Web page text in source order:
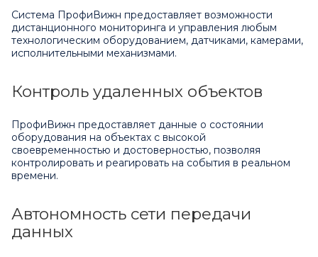
Система ПрофиВижн предоставляет возможности
дистанционного мониторинга и управления любым
технологическим оборудованием, датчиками, камерами,
исполнительными механизмами.
Контроль удаленных объектов
ПрофиВижн предоставляет данные о состоянии
оборудования на объектах с высокой
своевременностью и достоверностью, позволяя
контролировать и реагировать на события в реальном
времени.
Автономность сети передачи
данных